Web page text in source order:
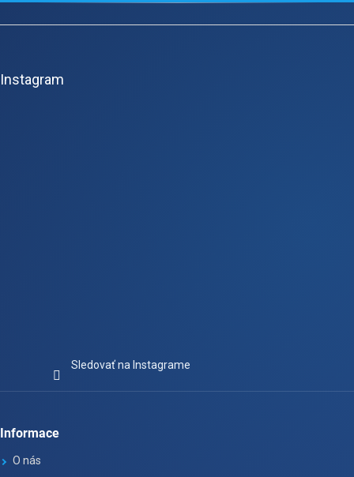
Z
Instagram
Sledovať na Instagrame
Informace
O nás